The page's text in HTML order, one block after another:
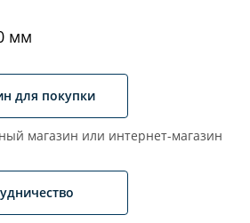
мм
для покупки
магазин или интернет-магазин